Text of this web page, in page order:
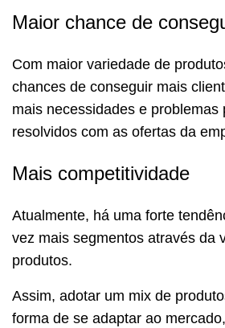
Maior chance de
Com maior variedade de
chances de conseguir mais
mais necessidades e problemas
resolvidos com as ofertas da
Mais competitividade
Atualmente, há uma forte
vez mais segmentos através da
produtos.
Assim, adotar um mix de
forma de se adaptar ao